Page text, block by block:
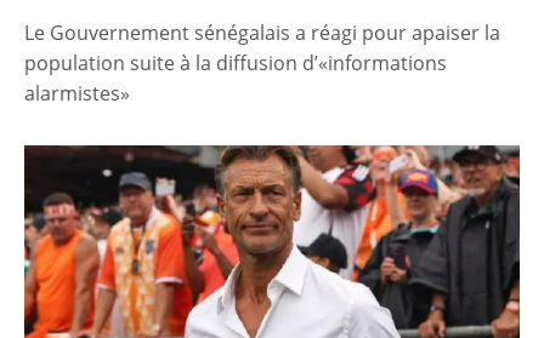
Le Gouvernement sénégalais a réagi pour apaiser la
population suite à la diffusion d’«informations
alarmistes»